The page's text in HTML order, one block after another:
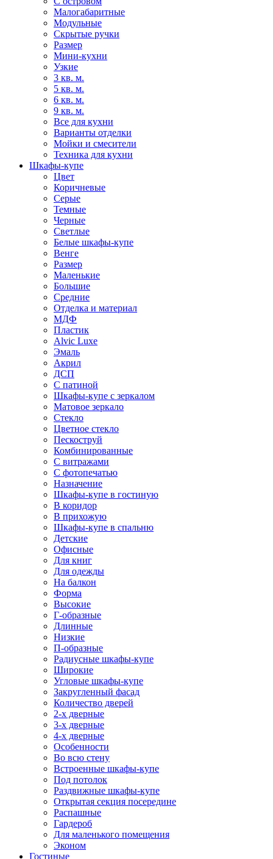
Малогабаритные
Модульные
Скрытые ручки
Размер
Мини-кухни
Узкие
3 кв. м.
5 кв. м.
6 кв. м.
9 кв. м.
Все для кухни
Варианты отделки
Мойки и смесители
Техника для кухни
Шкафы-купе
Цвет
Коричневые
Серые
Темные
Черные
Светлые
Белые шкафы-купе
Венге
Размер
Маленькие
Большие
Средние
Отделка и материал
МДФ
Пластик
Alvic Luxe
Эмаль
Акрил
ДСП
С патиной
Шкафы-купе с зеркалом
Матовое зеркало
Стекло
Цветное стекло
Пескоструй
Комбинированные
С витражами
С фотопечатью
Назначение
Шкафы-купе в гостиную
В коридор
В прихожую
Шкафы-купе в спальню
Детские
Офисные
Для книг
Для одежды
На балкон
Форма
Высокие
Г-образные
Длинные
Низкие
П-образные
Радиусные шкафы-купе
Широкие
Угловые шкафы-купе
Закругленный фасад
Количество дверей
2-х дверные
3-х дверные
4-х дверные
Особенности
Во всю стену
Встроенные шкафы-купе
Под потолок
Раздвижные шкафы-купе
Открытая секция посередине
Распашные
Гардероб
Для маленького помещения
Эконом
Гостиные